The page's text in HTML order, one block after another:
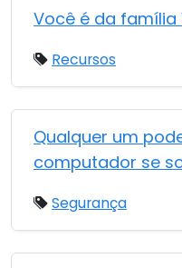
Você é da família
Recursos
Qualquer um
computador se
Segurança